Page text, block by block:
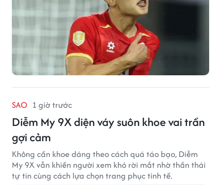
SAO 1 giờ trước
Diễm My 9X diện váy suôn khoe vai trần
gợi cảm
Không cần khoe dáng theo cách quá táo bạo, Diễm
My 9X vẫn khiến người xem khó rời mắt nhờ thần thái
tự tin cùng cách lựa chọn trang phục tinh tế.